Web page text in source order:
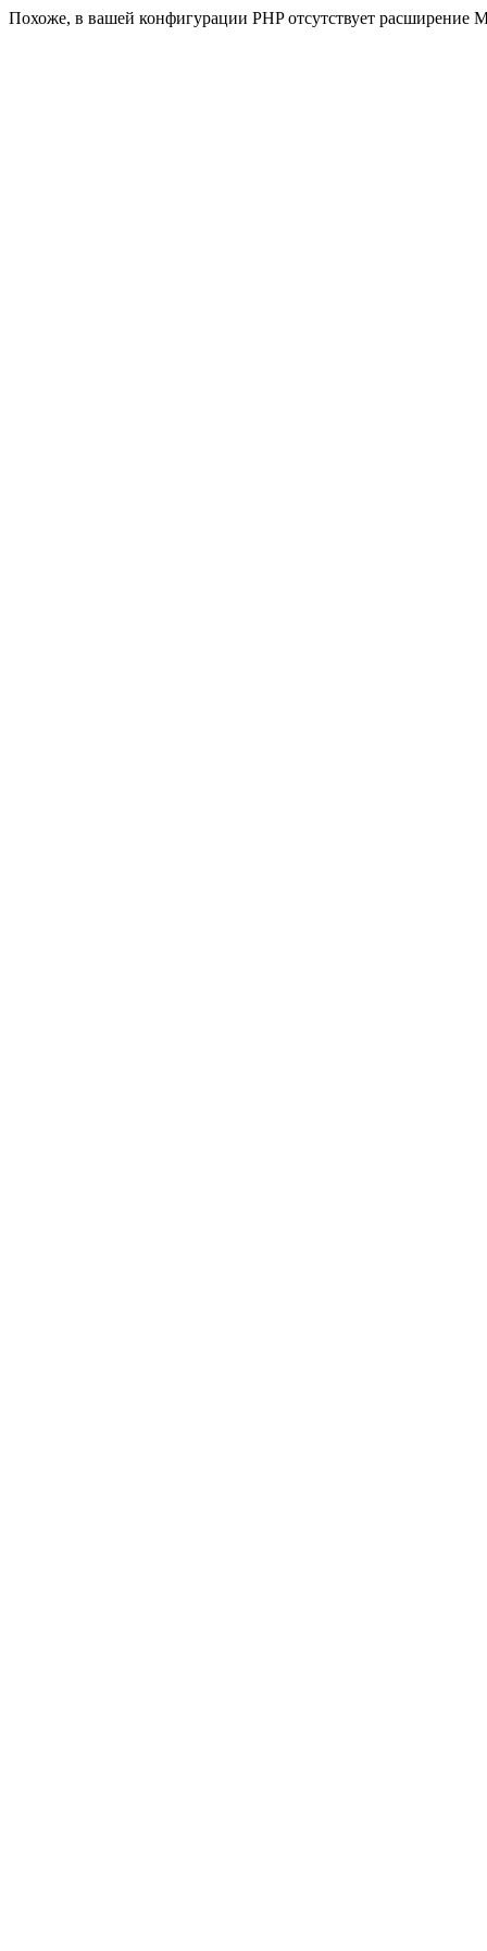
Похоже, в вашей конфигурации PHP отсутствует расширение